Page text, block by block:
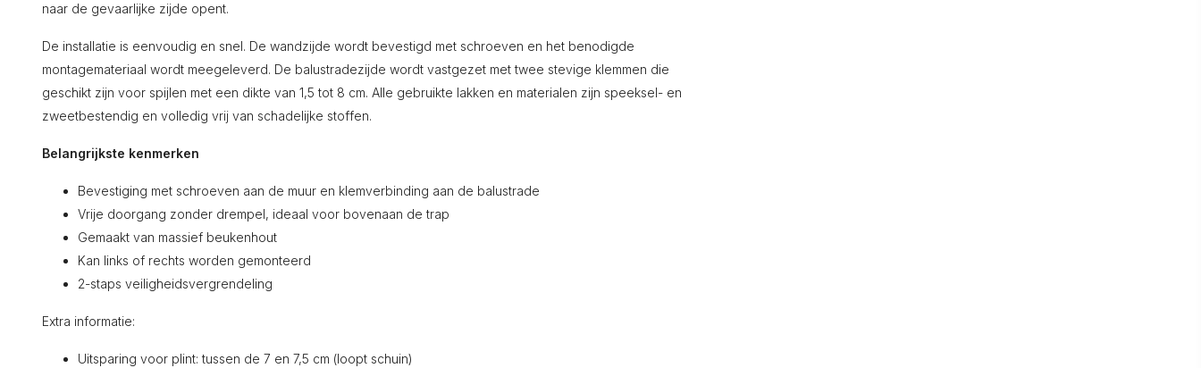
naar de gevaarlijke zijde opent.
De installatie is eenvoudig en snel. De wandzijde wordt bevestigd met schroeven en het benodigde
montagemateriaal wordt meegeleverd. De balustradezijde wordt vastgezet met twee stevige klemmen die
geschikt zijn voor spijlen met een dikte van 1,5 tot 8 cm. Alle gebruikte lakken en materialen zijn speeksel- en
zweetbestendig en volledig vrij van schadelijke stoffen.
Belangrijkste kenmerken
Bevestiging met schroeven aan de muur en klemverbinding aan de balustrade
Vrije doorgang zonder drempel, ideaal voor bovenaan de trap
Gemaakt van massief beukenhout
Kan links of rechts worden gemonteerd
2-staps veiligheidsvergrendeling
Extra informatie:
Uitsparing voor plint: tussen de 7 en 7,5 cm (loopt schuin)